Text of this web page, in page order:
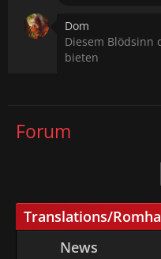
Dom
Diesem Blödsinn
bieten
Ach man, jetzt
eine Beziehung
Beziehung mit
aber liebe ein
Forum
Translations/
News